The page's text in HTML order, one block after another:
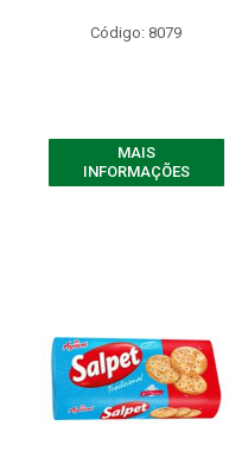
Código: 8079
MAIS
INFORMAÇÕES